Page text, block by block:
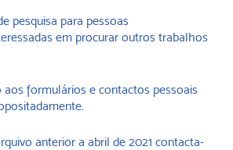
pesquisa para pessoas
em procurar outros trabalhos
aos formulários e contactos pessoais
anterior a abril de 2021 contacta-